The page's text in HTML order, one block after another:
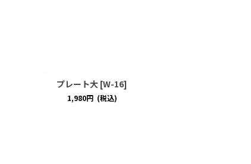
プレート大 [W-16]
1,980円 (税込)